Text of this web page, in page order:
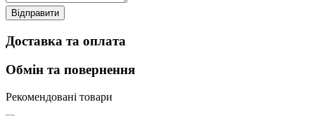
Відправити
Доставка та оплата
Обмін та повернення
Рекомендовані товари